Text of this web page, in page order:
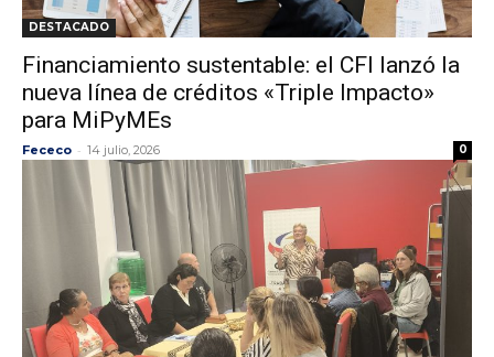
DESTACADO
Financiamiento sustentable: el CFI lanzó la
nueva línea de créditos «Triple Impacto»
para MiPyMEs
Fececo - 14 julio, 2026 0